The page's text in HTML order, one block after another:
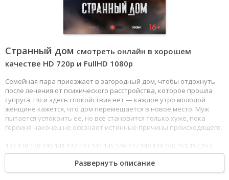
Странный дом смотреть онлайн в хорошем
качестве HD 720p и FullHD 1080р
Семейная пара приезжает в загородный дом, чтобы отдохнуть
после лечения от психического расстройства, которое прошла
супруга. Но и здесь спокойствия нет — каждое утро молодой
женщине кажется, что дом перемещается в новое место. Муж
пытается успокоить ее, но все становится только хуже, пока
героиня наконец не осознает истинные причины происходящего.
137 138 139 140 141 142 143 144 145 146 147 148 149 150 151 152 153
154Странный дом (2023) в хорошем качестве 720 и 1080p можно
смотреть онлайн с отличным дублированным переводом.
Развернуть описание